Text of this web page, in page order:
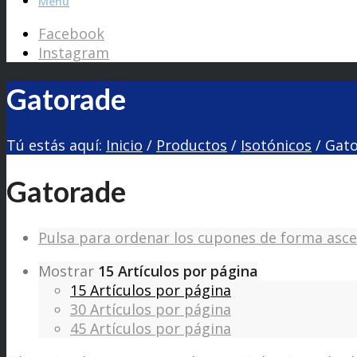
Facebook
Instagram
Gatorade
Tú estás aquí: Inicio / Productos / Isotónicos /
Gatorade
Pulsa para ordenar los cupones de forma
Mostrar 15 Artículos por página
15 Artículos por página
30 Artículos por página
45 Artículos por página